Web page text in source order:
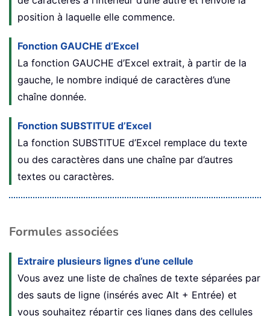
position à laquelle elle commence.
Fonction GAUCHE d’Excel
La fonction GAUCHE d’Excel extrait, à partir de la
gauche, le nombre indiqué de caractères d’une
chaîne donnée.
Fonction SUBSTITUE d’Excel
La fonction SUBSTITUE d’Excel remplace du texte
ou des caractères dans une chaîne par d’autres
textes ou caractères.
Formules associées
Extraire plusieurs lignes d’une cellule
Vous avez une liste de chaînes de texte séparées par
des sauts de ligne (insérés avec Alt + Entrée) et
vous souhaitez répartir ces lignes dans des cellules